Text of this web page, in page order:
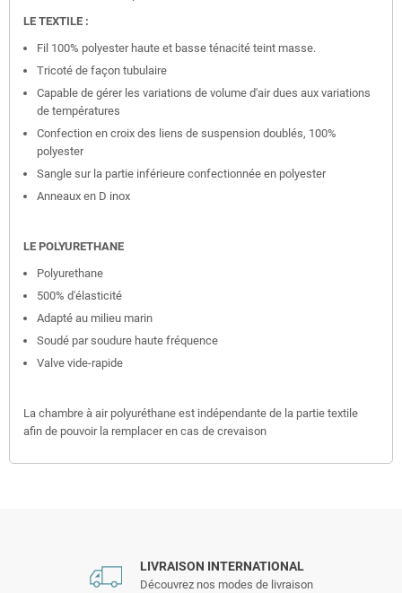
LE TEXTILE :
Fil 100% polyester haute et basse ténacité teint masse.
Tricoté de façon tubulaire
Capable de gérer les variations de volume d'air dues aux variations
de températures
Confection en croix des liens de suspension doublés, 100%
polyester
Sangle sur la partie inférieure confectionnée en polyester
Anneaux en D inox
LE POLYURETHANE
Polyurethane
500% d'élasticité
Adapté au milieu marin
Soudé par soudure haute fréquence
Valve vide-rapide
La chambre à air polyuréthane est indépendante de la partie textile
afin de pouvoir la remplacer en cas de crevaison
LIVRAISON INTERNATIONAL
Découvrez nos modes de livraison